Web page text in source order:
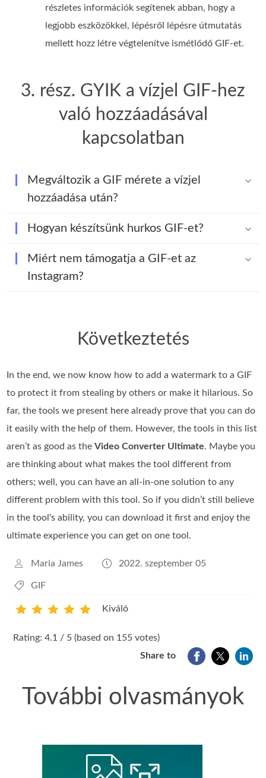
részletes információk segítenek abban, hogy a
legjobb eszközökkel, lépésről lépésre útmutatás
mellett hozz létre végtelenítve ismétlődő GIF-et.
3. rész. GYIK a vízjel GIF-hez
való hozzáadásával
kapcsolatban
Megváltozik a GIF mérete a vízjel
hozzáadása után?
Hogyan készítsünk hurkos GIF-et?
Miért nem támogatja a GIF-et az
Instagram?
Következtetés
In the end, we now know how to add a watermark to a GIF
to protect it from stealing by others or make it hilarious. So
far, the tools we present here already prove that you can do
it easily with the help of them. However, the tools in this list
aren’t as good as theVideo Converter Ultimate. Maybe you
are thinking about what makes the tool different from
others; well, you can have an all-in-one solution to any
different problem with this tool. So if you didn’t still believe
in the tool's ability, you can download it first and enjoy the
ultimate experience you can get on one tool.
Maria James 2022. szeptember 05
GIF
Kiváló
Rating: 4.1 / 5 (based on 155 votes)
Share to
További olvasmányok